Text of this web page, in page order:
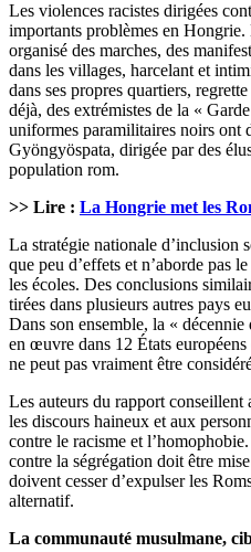
Les violences racistes dirigées
importants problèmes en
organisé des marches, des
dans les villages, harcelant et
dans ses propres quartiers,
déjà, des extrémistes de la «
uniformes paramilitaires noirs ont
Gyöngyöspata, dirigée par des
population rom.
>> Lire : La Hongrie met les
La stratégie nationale d’inclusion
que peu d’effets et n’aborde pas
les écoles. Des conclusions
tirées dans plusieurs autres pays
Dans son ensemble, la «
en œuvre dans 12 États
ne peut pas vraiment être
Les auteurs du rapport
les discours haineux et aux
contre le racisme et
contre la ségrégation doit être
doivent cesser d’expulser les
alternatif.
La communauté musulmane,